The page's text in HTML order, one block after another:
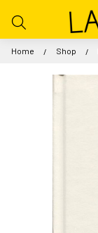
Home Shop